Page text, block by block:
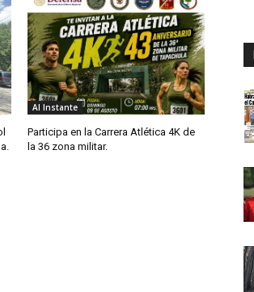
Al Instante
Participa en la Carrera Atlética 4K de
la 36 zona militar.